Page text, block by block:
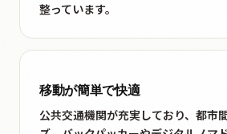
整っています。
移動が簡単で快適
公共交通機関が充実しており、都市